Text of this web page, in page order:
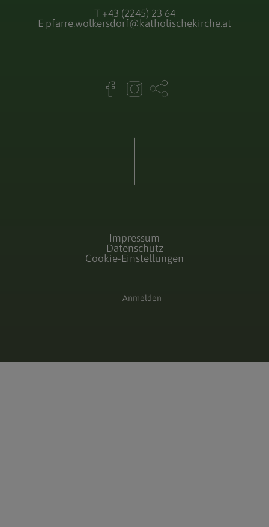
T +43 (2245) 23 64
E pfarre.wolkersdorf@katholischekirche.at
Impressum
Datenschutz
Cookie-Einstellungen
Anmelden